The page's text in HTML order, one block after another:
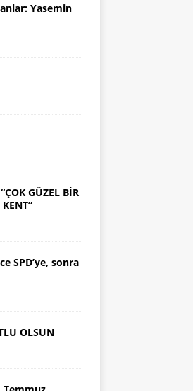
Yasemin
GÜZEL BİR
SPD’ye, sonra
OLSUN